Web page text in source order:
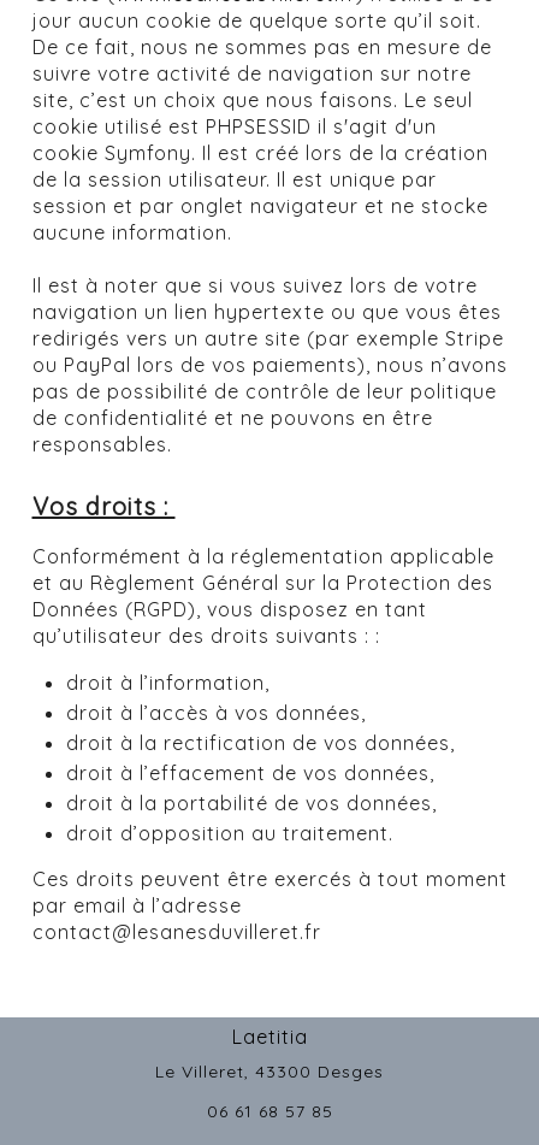
jour aucun cookie de quelque sorte qu’il soit.
De ce fait, nous ne sommes pas en mesure de
suivre votre activité de navigation sur notre
site, c’est un choix que nous faisons. Le seul
cookie utilisé est PHPSESSID il s'agit d'un
cookie Symfony. Il est créé lors de la création
de la session utilisateur. Il est unique par
session et par onglet navigateur et ne stocke
aucune information.
Il est à noter que si vous suivez lors de votre
navigation un lien hypertexte ou que vous êtes
redirigés vers un autre site (par exemple Stripe
ou PayPal lors de vos paiements), nous n’avons
pas de possibilité de contrôle de leur politique
de confidentialité et ne pouvons en être
responsables.
Vos droits :
Conformément à la réglementation applicable
et au Règlement Général sur la Protection des
Données (RGPD), vous disposez en tant
qu’utilisateur des droits suivants : :
droit à l’information,
droit à l’accès à vos données,
droit à la rectification de vos données,
droit à l’effacement de vos données,
droit à la portabilité de vos données,
droit d’opposition au traitement.
Ces droits peuvent être exercés à tout moment
par email à l’adresse
contact@lesanesduvilleret.fr
Laetitia
Le Villeret, 43300 Desges
06 61 68 57 85